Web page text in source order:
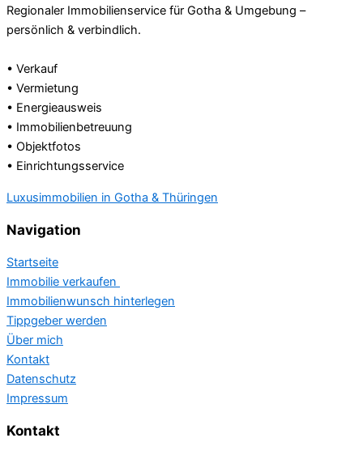
Regionaler Immobilienservice für Gotha & Umgebung –
persönlich & verbindlich.
• Verkauf
• Vermietung
• Energieausweis
• Immobilienbetreuung
• Objektfotos
• Einrichtungsservice
Luxusimmobilien in Gotha & Thüringen
Navigation
Startseite
Immobilie verkaufen
Immobilienwunsch hinterlegen
Tippgeber werden
Über mich
Kontakt
Datenschutz
Impressum
Kontakt